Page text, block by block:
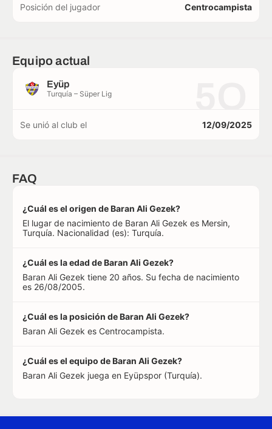
Posición del jugador Centrocampista
Equipo actual
Eyüp
Turquía – Süper Lig
Se unió al club el 12/09/2025
FAQ
¿Cuál es el origen de Baran Ali Gezek?
El lugar de nacimiento de Baran Ali Gezek es Mersin,
Turquía. Nacionalidad (es): Turquía.
¿Cuál es la edad de Baran Ali Gezek?
Baran Ali Gezek tiene 20 años. Su fecha de nacimiento
es 26/08/2005.
¿Cuál es la posición de Baran Ali Gezek?
Baran Ali Gezek es Centrocampista.
¿Cuál es el equipo de Baran Ali Gezek?
Baran Ali Gezek juega en Eyüpspor (Turquía).